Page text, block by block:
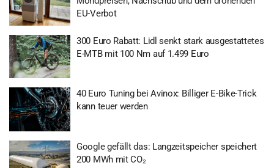
EU-Verbot
300 Euro Rabatt: Lidl senkt stark ausgestattetes
E-MTB mit 100 Nm auf 1.499 Euro
40 Euro Tuning bei Avinox: Billiger E-Bike-Trick
kann teuer werden
Google gefällt das: Langzeitspeicher speichert
200 MWh mit CO₂